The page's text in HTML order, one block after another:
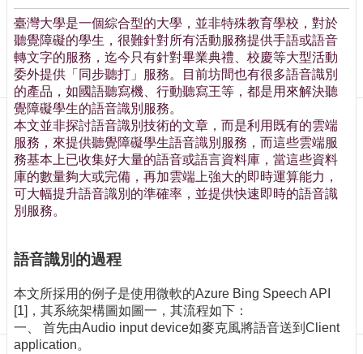
中
首
頁
聯
絡
資
訊
訂
閱/
取
消
網
覽
最
新
消
息
臺灣大學是一個綜合型的大學，並非特殊教育學校，對於
聽覺障礙的學生，很難針對所有活動服務提供手語或語音
轉文字的服務，迄今只有針對畢業典禮、校慶等大型活動
委外提供「同步聽打」服務。目前坊間也有很多語音識別
的產品，如國語聽寫機、行動聽寫王等，都是用來解決聽
覺障礙學生的語音識別服務。
本文並非探討語音識別技術的文章，而是利用既有的雲端
服務，來提供聽覺障礙學生語音識別服務，而這些雲端服
務基本上已收集好大量的語音或語言資料庫，當這些資料
庫的數量夠大或完備，再加雲端上強大的即時運算能力，
可大幅提升語音識別的準確率，並提供快速即時的語音識
別服務。
語音識別的過程
本文所採用的例子是使用微軟的Azure Bing Speech API
[1]，其系統架構圖如圖一，其流程如下：
一、 首先由Audio input device如麥克風將語音送到Client
application。